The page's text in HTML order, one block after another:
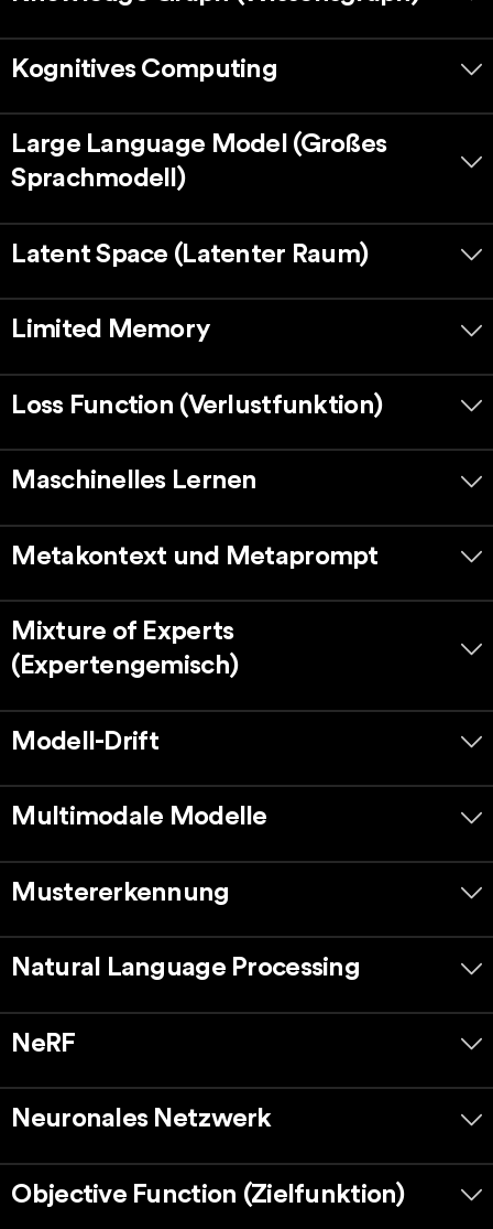
Kognitives Computing
Large Language Model (Großes
Sprachmodell)
Latent Space (Latenter Raum)
Limited Memory
Loss Function (Verlustfunktion)
Maschinelles Lernen
Metakontext und Metaprompt
Mixture of Experts
(Expertengemisch)
Modell-Drift
Multimodale Modelle
Mustererkennung
Natural Language Processing
NeRF
Neuronales Netzwerk
Objective Function (Zielfunktion)